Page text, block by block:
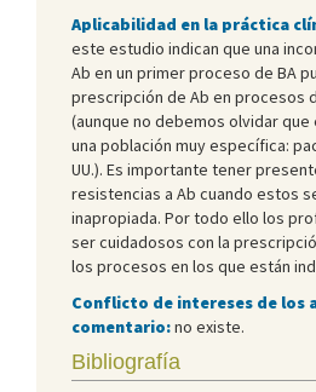
Aplicabilidad en la práctica
este estudio indican que una
Ab en un primer proceso de BA
prescripción de Ab en procesos
(aunque no debemos olvidar
una población muy específica:
UU.). Es importante tener
resistencias a Ab cuando estos
inapropiada. Por todo ello los
ser cuidadosos con la
los procesos en los que están
Conflicto de intereses de los
comentario:no existe.
Bibliografía